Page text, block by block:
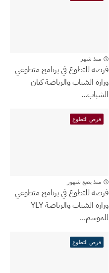
منذ شهر
فرصة للتطوع في برنامج متطوعي
وزارة الشباب والرياضة كيان
الشباب...
فرص التطوع
منذ بضع شهور
فرصة للتطوع في برنامج متطوعي
وزارة الشباب والرياضة YLY
للموسم...
فرص التطوع